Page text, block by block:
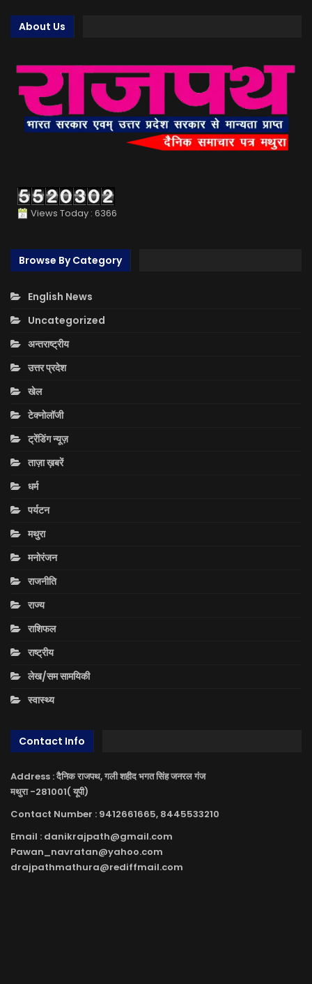
About Us
Views Today : 6366
Browse By Category
English News
Uncategorized
अन्तराष्ट्रीय
उत्तर प्रदेश
खेल
टेक्नोलॉजी
ट्रेंडिंग न्यूज़
ताज़ा ख़बरें
धर्म
पर्यटन
मथुरा
मनोरंजन
राजनीति
राज्य
राशिफल
राष्ट्रीय
लेख/सम सामयिकी
स्वास्थ्य
Contact Info
Address : दैनिक राजपथ, गली शहीद भगत सिंह जनरल गंज
मथुरा -281001( यूपी)
Contact Number : 9412661665, 8445533210
Email : danikrajpath@gmail.com
Pawan_navratan@yahoo.com
drajpathmathura@rediffmail.com